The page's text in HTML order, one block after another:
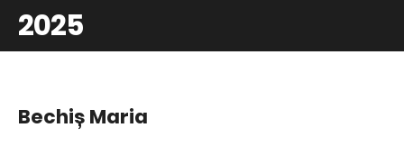
2025
Bechiș Maria